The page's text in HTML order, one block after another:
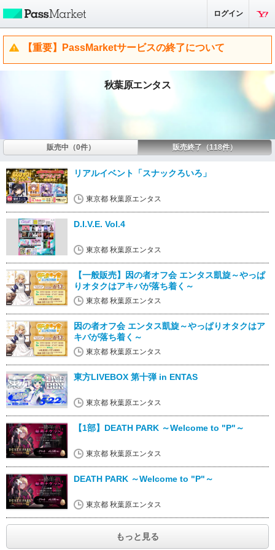
ログイン
【重要】PassMarketサービスの終了について
秋葉原エンタス
販売中（0件） 販売終了（118件）
リアルイベント「スナックろいろ」
東京都 秋葉原エンタス
D.I.V.E. Vol.4
東京都 秋葉原エンタス
【一般販売】因の者オフ会 エンタス凱旋～やっぱ
りオタクはアキバが落ち着く～
東京都 秋葉原エンタス
因の者オフ会 エンタス凱旋～やっぱりオタクはア
キバが落ち着く～
東京都 秋葉原エンタス
東方LIVEBOX 第十弾 in ENTAS
東京都 秋葉原エンタス
【1部】DEATH PARK ～Welcome to "P"～
東京都 秋葉原エンタス
DEATH PARK ～Welcome to "P"～
東京都 秋葉原エンタス
もっと見る